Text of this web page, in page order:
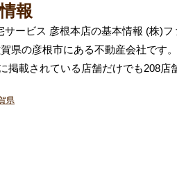
報
サービス 彦根本店の基本情報 (株)
県の彦根市にある不動産会社です
掲載されている店舗だけでも208店
県